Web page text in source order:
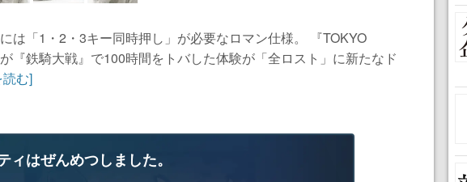
は「1・2・3キー同時押し」が必要なロマン仕様。 『TOKYO
『鉄騎大戦』で100時間をトバした体験が「全ロスト」に新たなド
む]
ィはぜんめつしました。